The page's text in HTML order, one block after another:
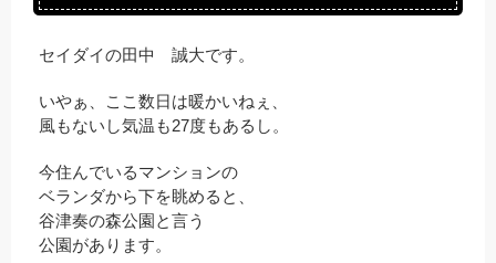
セイダイの田中 誠大です。
いやぁ、ここ数日は暖かいねぇ、
風もないし気温も27度もあるし。
今住んでいるマンションの
ベランダから下を眺めると、
谷津奏の森公園と言う
公園があります。